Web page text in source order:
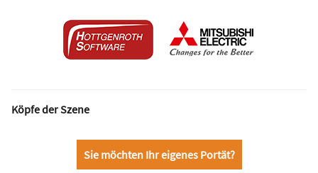
Köpfe der Szene
Sie möchten Ihr eigenes Portät?